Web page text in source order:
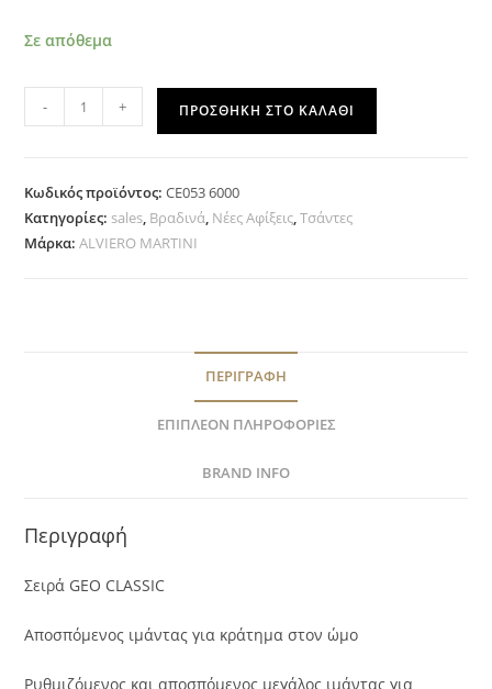
Σε απόθεμα
- + ΠΡΟΣΘΉΚΗ ΣΤΟ ΚΑΛΆΘΙ
Κωδικός προϊόντος:CE053 6000
Κατηγορίες: sales, Βραδινά, Νέες Αφίξεις,Τσάντες
Μάρκα:ALVIERO MARTINI
ΠΕΡΙΓΡΑΦΉ
ΕΠΙΠΛΈΟΝ ΠΛΗΡΟΦΟΡΊΕΣ
BRAND INFO
Περιγραφή
Σειρά GEO CLASSIC
Αποσπόμενος ιμάντας για κράτημα στον ώμο
Ρυθμιζόμενος και αποσπόμενος μεγάλος ιμάντας για